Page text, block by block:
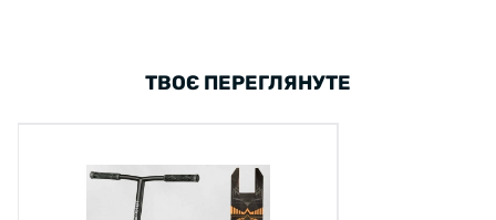
ТВОЄ ПЕРЕГЛЯНУТЕ